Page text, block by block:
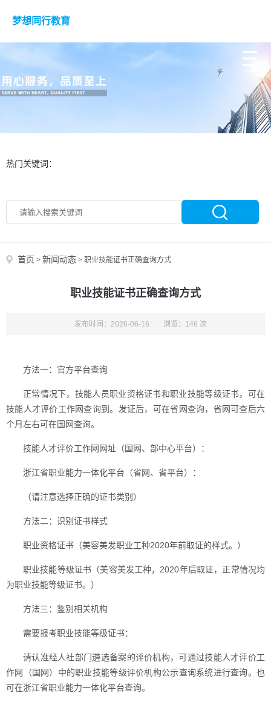
梦想同行教育
热门关键词：
首页 > 新闻动态 > 职业技能证书正确查询方式
职业技能证书正确查询方式
发布时间：2026-06-16 浏览：146 次
方法一：官方平台查询
正常情况下，技能人员职业资格证书和职业技能等级证书，可在
技能人才评价工作网查询到。发证后，可在省网查询，省网可查后六
个月左右可在国网查询。
技能人才评价工作网网址（国网、部中心平台）：
浙江省职业能力一体化平台（省网、省平台）：
（请注意选择正确的证书类别）
方法二：识别证书样式
职业资格证书（美容美发职业工种2020年前取证的样式。）
职业技能等级证书（美容美发工种，2020年后取证，正常情况均
为职业技能等级证书。）
方法三：鉴别相关机构
需要报考职业技能等级证书：
请认准经人社部门遴选备案的评价机构，可通过技能人才评价工
作网（国网）中的职业技能等级评价机构公示查询系统进行查询。也
可在浙江省职业能力一体化平台查询。